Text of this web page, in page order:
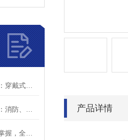
产品详情